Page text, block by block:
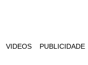
VIDEOS PUBLICIDADE